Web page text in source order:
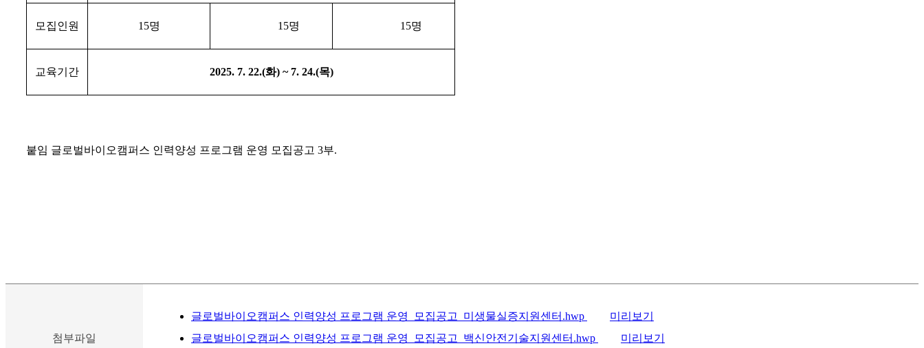
모집인원 15명 15명 15명
교육기간 2025. 7. 22.(화) ~ 7. 24.(목)
붙임 글로벌바이오캠퍼스 인력양성 프로그램 운영 모집공고 3부.
첨부파일
글로벌바이오캠퍼스 인력양성 프로그램 운영_모집공고_미생물실증지원센터.hwp
미리보기
글로벌바이오캠퍼스 인력양성 프로그램 운영_모집공고_백신안전기술지원센터.hwp
미리보기